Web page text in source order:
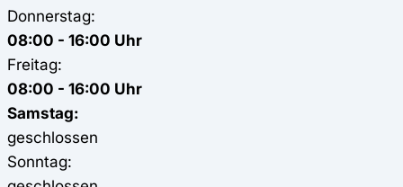
Donnerstag:
08:00 - 16:00 Uhr
Freitag:
08:00 - 16:00 Uhr
Samstag:
geschlossen
Sonntag: